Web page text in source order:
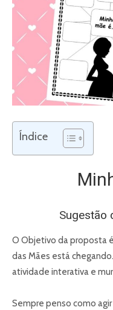
Índice
Sugestão
O Objetivo da proposta
das Mães está
atividade interativa e
Sempre penso como